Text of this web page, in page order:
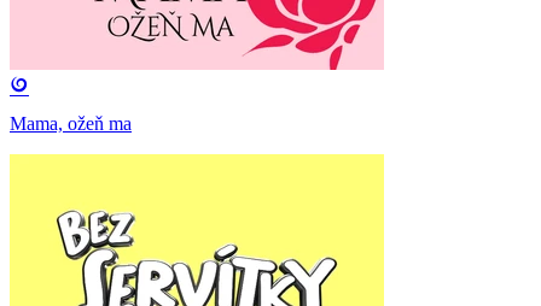
Mama, ožeň ma